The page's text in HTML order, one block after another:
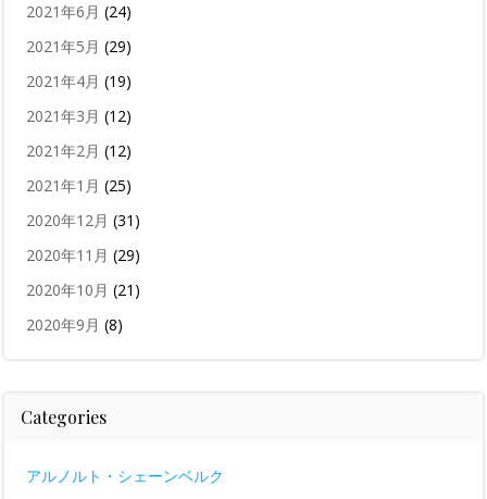
2021年6月 (24)
2021年5月 (29)
2021年4月 (19)
2021年3月 (12)
2021年2月 (12)
2021年1月 (25)
2020年12月 (31)
2020年11月 (29)
2020年10月 (21)
2020年9月 (8)
Categories
アルノルト・シェーンベルク